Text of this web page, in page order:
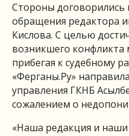
Стороны договорились
обращения редактора
Кислова. С целью
возникшего
прибегая к судебному
«Ферганы.Ру»
управления ГКНБ
сожалением о
«Наша редакция и